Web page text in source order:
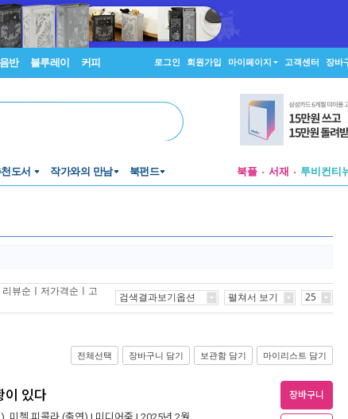
음반 블루레이 커피 로그인 회원가입 마이페이지 고객센터 장바
도서 작가와의 만남 북펀드 북플 서재
투비컨티
리뷰순 ㅣ 저가격순 ㅣ 고
검색결과보기옵션 펼쳐서 보기 25
전체선택 장바구니 담기 보관함 담기 마이리스트 담기
이 있다 장바구니